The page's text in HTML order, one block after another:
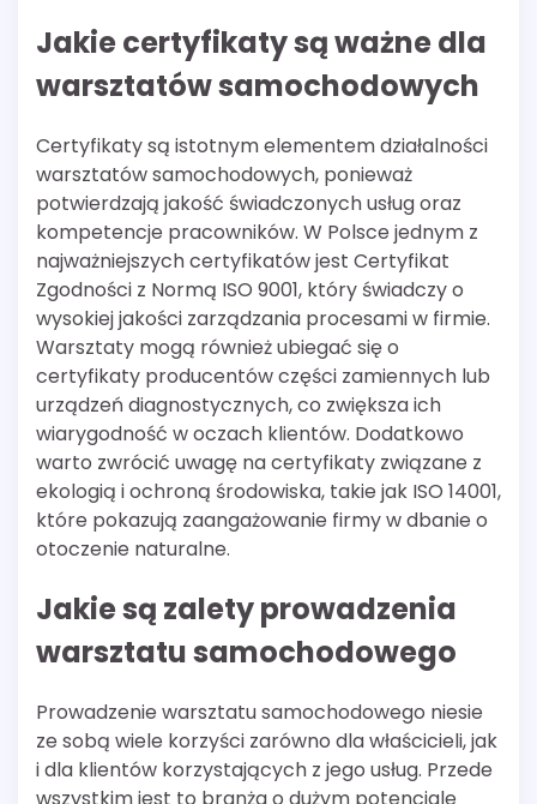
Jakie certyfikaty są ważne dla
warsztatów samochodowych
Certyfikaty są istotnym elementem działalności
warsztatów samochodowych, ponieważ
potwierdzają jakość świadczonych usług oraz
kompetencje pracowników. W Polsce jednym z
najważniejszych certyfikatów jest Certyfikat
Zgodności z Normą ISO 9001, który świadczy o
wysokiej jakości zarządzania procesami w firmie.
Warsztaty mogą również ubiegać się o
certyfikaty producentów części zamiennych lub
urządzeń diagnostycznych, co zwiększa ich
wiarygodność w oczach klientów. Dodatkowo
warto zwrócić uwagę na certyfikaty związane z
ekologią i ochroną środowiska, takie jak ISO 14001,
które pokazują zaangażowanie firmy w dbanie o
otoczenie naturalne.
Jakie są zalety prowadzenia
warsztatu samochodowego
Prowadzenie warsztatu samochodowego niesie
ze sobą wiele korzyści zarówno dla właścicieli, jak
i dla klientów korzystających z jego usług. Przede
wszystkim jest to branża o dużym potencjale